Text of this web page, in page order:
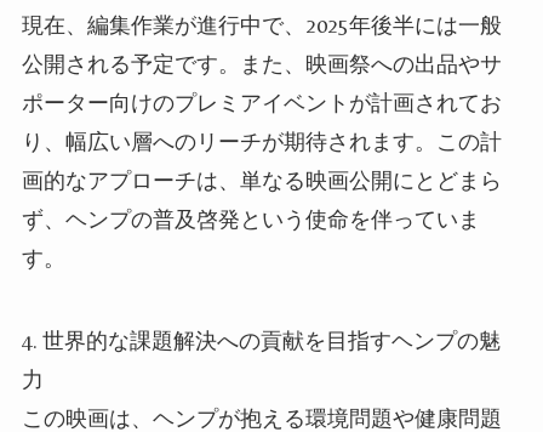
現在、編集作業が進行中で、2025年後半には一般
公開される予定です。また、映画祭への出品やサ
ポーター向けのプレミアイベントが計画されてお
り、幅広い層へのリーチが期待されます。この計
画的なアプローチは、単なる映画公開にとどまら
ず、ヘンプの普及啓発という使命を伴っていま
す。
4. 世界的な課題解決への貢献を目指すヘンプの魅
力
この映画は、ヘンプが抱える環境問題や健康問題